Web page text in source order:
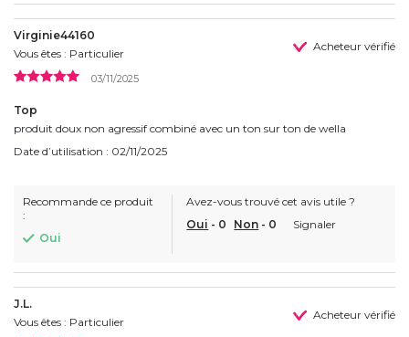
Virginie44160
Vous êtes : Particulier
Acheteur vérifié
03/11/2025
Top
produit doux non agressif combiné avec un ton sur ton de wella
Date d’utilisation : 02/11/2025
Recommande ce produit
:
Oui
Avez-vous trouvé cet avis utile ?
Oui - 0 Non - 0 Signaler
J.L.
Vous êtes : Particulier
Acheteur vérifié